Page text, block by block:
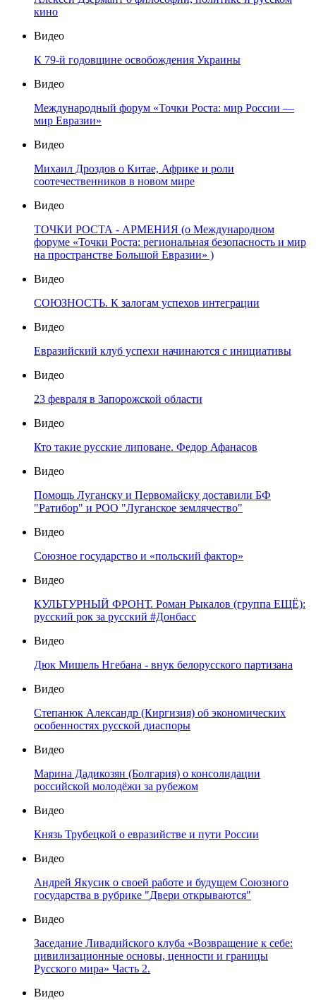
кино
Видео
К 79-й годовщине освобождения Украины
Видео
Международный форум «Точки Роста: мир России —
мир Евразии»
Видео
Михаил Дроздов о Китае, Африке и роли
соотечественников в новом мире
Видео
ТОЧКИ РОСТА - АРМЕНИЯ (о Международном
форуме «Точки Роста: региональная безопасность и мир
на пространстве Большой Евразии» )
Видео
СОЮЗНОСТЬ. К залогам успехов интеграции
Видео
Евразийский клуб успехи начинаются с инициативы
Видео
23 февраля в Запорожской области
Видео
Кто такие русские липоване. Федор Афанасов
Видео
Помощь Луганску и Первомайску доставили БФ
"Ратибор" и РОО "Луганское землячество"
Видео
Союзное государство и «польский фактор»
Видео
КУЛЬТУРНЫЙ ФРОНТ. Роман Рыкалов (группа ЕЩЁ):
русский рок за русский #Донбасс
Видео
Дюк Мишель Нгебана - внук белорусского партизана
Видео
Степанюк Александр (Киргизия) об экономических
особенностях русской диаспоры
Видео
Марина Дадикозян (Болгария) о консолидации
российской молодёжи за рубежом
Видео
Князь Трубецкой о евразийстве и пути России
Видео
Андрей Якусик о своей работе и будущем Союзного
государства в рубрике "Двери открываются"
Видео
Заседание Ливадийского клуба «Возвращение к себе:
цивилизационные основы, ценности и границы
Русского мира» Часть 2.
Видео